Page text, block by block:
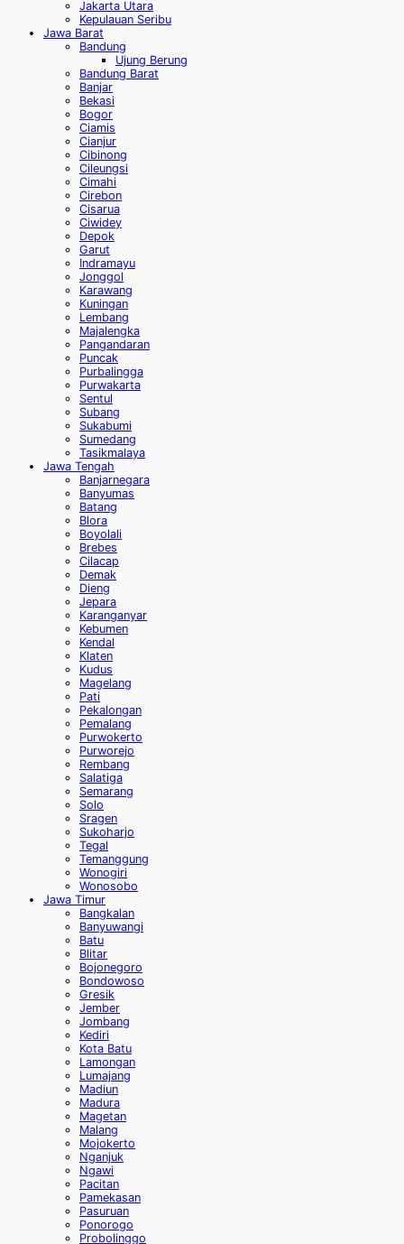
Jakarta Utara
Kepulauan Seribu
Jawa Barat
Bandung
Ujung Berung
Bandung Barat
Banjar
Bekasi
Bogor
Ciamis
Cianjur
Cibinong
Cileungsi
Cimahi
Cirebon
Cisarua
Ciwidey
Depok
Garut
Indramayu
Jonggol
Karawang
Kuningan
Lembang
Majalengka
Pangandaran
Puncak
Purbalingga
Purwakarta
Sentul
Subang
Sukabumi
Sumedang
Tasikmalaya
Jawa Tengah
Banjarnegara
Banyumas
Batang
Blora
Boyolali
Brebes
Cilacap
Demak
Dieng
Jepara
Karanganyar
Kebumen
Kendal
Klaten
Kudus
Magelang
Pati
Pekalongan
Pemalang
Purwokerto
Purworejo
Rembang
Salatiga
Semarang
Solo
Sragen
Sukoharjo
Tegal
Temanggung
Wonogiri
Wonosobo
Jawa Timur
Bangkalan
Banyuwangi
Batu
Blitar
Bojonegoro
Bondowoso
Gresik
Jember
Jombang
Kediri
Kota Batu
Lamongan
Lumajang
Madiun
Madura
Magetan
Malang
Mojokerto
Nganjuk
Ngawi
Pacitan
Pamekasan
Pasuruan
Ponorogo
Probolinggo